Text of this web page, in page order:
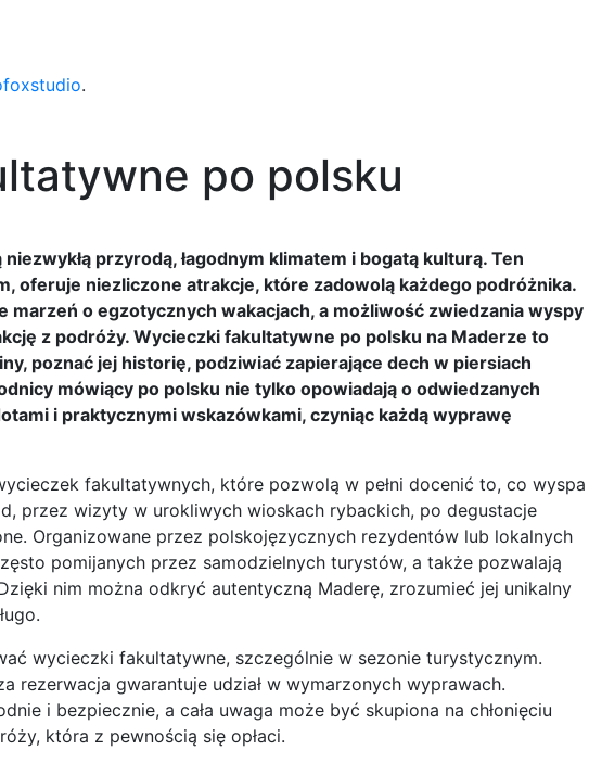
.
po polsku
przyrodą, łagodnym klimatem i bogatą kulturą. Ten
oferuje niezliczone atrakcje, które zadowolą każdego podróżnika.
marzeń o egzotycznych wakacjach, a możliwość zwiedzania wyspy
z podróży. Wycieczki fakultatywne po polsku na Maderze to
poznać jej historię, podziwiać zapierające dech w piersiach
mówiący po polsku nie tylko opowiadają o odwiedzanych
i praktycznymi wskazówkami, czyniąc każdą wyprawę
fakultatywnych, które pozwolą w pełni docenić to, co wyspa
przez wizyty w urokliwych wioskach rybackich, po degustacje
Organizowane przez polskojęzycznych rezydentów lub lokalnych
pomijanych przez samodzielnych turystów, a także pozwalają
nim można odkryć autentyczną Maderę, zrozumieć jej unikalny
wycieczki fakultatywne, szczególnie w sezonie turystycznym.
rezerwacja gwarantuje udział w wymarzonych wyprawach.
i bezpiecznie, a cała uwaga może być skupiona na chłonięciu
która z pewnością się opłaci.